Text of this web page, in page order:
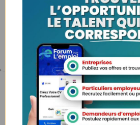
Nous contacter
00228 91917788